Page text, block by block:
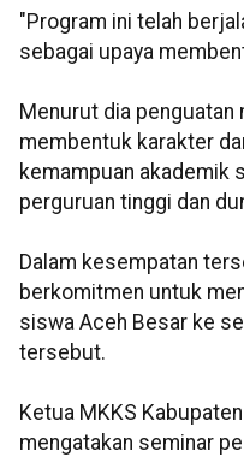
"Program ini telah
sebagai upaya
Menurut dia penguatan
membentuk karakter
kemampuan akademik
perguruan tinggi dan
Dalam kesempatan
berkomitmen untuk
siswa Aceh Besar ke
tersebut.
Ketua MKKS
mengatakan seminar